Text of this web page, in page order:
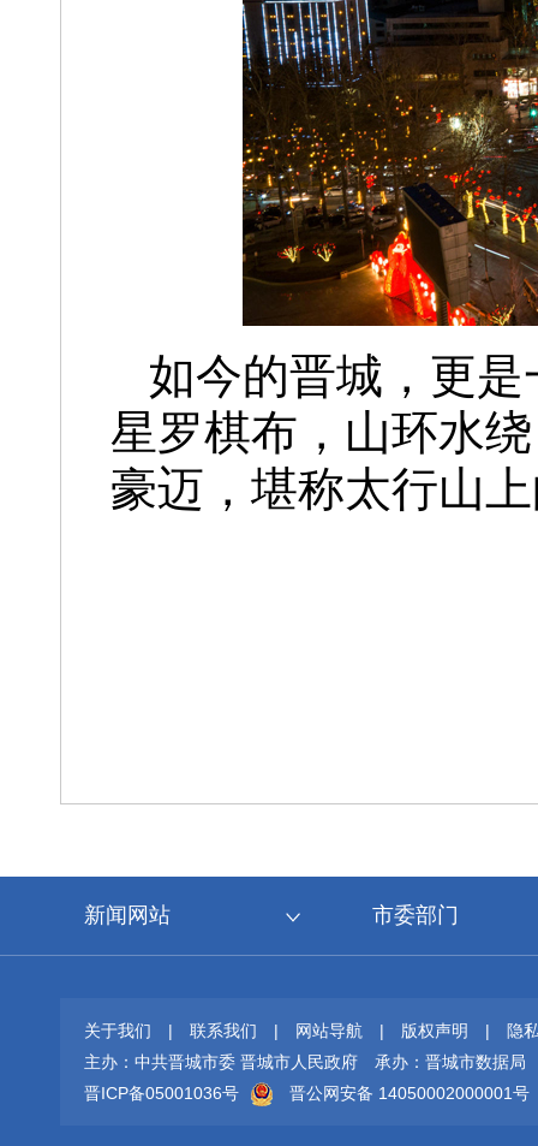
如今的晋城，更
星罗棋布，山环水
豪迈，堪称太行山
新闻网站 市委部门
关于我们 | 联系我们 | 网站导航 | 版权声明 |
隐
主办：中共晋城市委 晋城市人民政府
承办：晋城市数据局
晋ICP备05001036号
晋公网安备 14050002000001号